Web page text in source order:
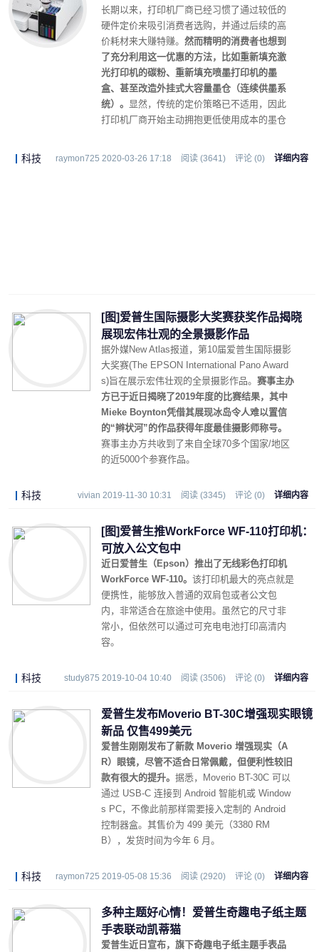
长期以来，打印机厂商已经习惯了通过较低的
硬件定价来吸引消费者选购，并通过后续的高
价耗材来大赚特赚。 然而精明的消费者也想到
了充分利用这一优惠的方法，比如重新填充激
光打印机的碳粉、重新填充喷墨打印机的墨
盒、甚至改造外挂式大容量墨仓（连续供墨系
统）。 显然，传统的定价策略已不适用，因此
打印机厂商开始主动拥抱更低使用成本的墨仓
科技 raymon725 2020-03-26 17:18 阅读 (3641) 评论 (0) 详细内容
[图]爱普生国际摄影大奖赛获奖作品揭晓
展现宏伟壮观的全景摄影作品
据外媒New Atlas报道，第10届爱普生国际摄影
大奖赛(The EPSON International Pano Award
s)旨在展示宏伟壮观的全景摄影作品。 赛事主办
方已于近日揭晓了2019年度的比赛结果，其中
Mieke Boynton凭借其展现冰岛令人难以置信
的“辫状河”的作品获得年度最佳摄影师称号。
赛事主办方共收到了来自全球70多个国家/地区
的近5000个参赛作品。
科技 vivian 2019-11-30 10:31 阅读 (3345) 评论 (0) 详细内容
[图]爱普生推WorkForce WF-110打印机：
可放入公文包中
近日爱普生（Epson）推出了无线彩色打印机
WorkForce WF-110。 该打印机最大的亮点就是
便携性，能够放入普通的双肩包或者公文包
内，非常适合在旅途中使用。虽然它的尺寸非
常小，但依然可以通过可充电电池打印高清内
容。
科技 study875 2019-10-04 10:40 阅读 (3506) 评论 (0) 详细内容
爱普生发布Moverio BT-30C增强现实眼镜
新品 仅售499美元
爱普生刚刚发布了新款 Moverio 增强现实（A
R）眼镜，尽管不适合日常佩戴，但便利性较旧
款有很大的提升。 据悉，Moverio BT-30C 可以
通过 USB-C 连接到 Android 智能机或 Window
s PC，不像此前那样需要接入定制的 Android
控制器盒。其售价为 499 美元（3380 RM
B），发货时间为今年 6 月。
科技 raymon725 2019-05-08 15:36 阅读 (2920) 评论 (0) 详细内容
多种主题好心情！爱普生奇趣电子纸主题
手表联动凯蒂猫
爱普生近日宣布，旗下奇趣电子纸主题手表品